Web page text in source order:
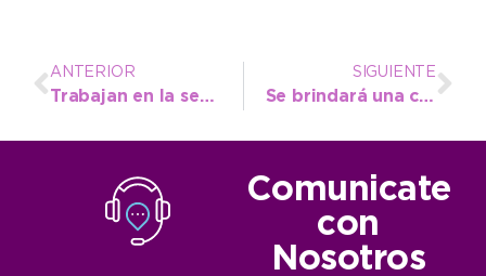
ANTERIOR
Trabajan en la segunda etapa de una obra clave para optimizar el sistema cloacal en el norte de la ciudad
SIGUIENTE
Se brindará una charla abierta para la prevención contra fraudes digitales
Comunicate
con
Nosotros